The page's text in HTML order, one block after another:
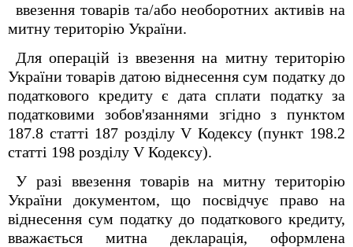
ввезення товарів та/або необоротних активів на
митну територію України.
Для операцій із ввезення на митну територію
України товарів датою віднесення сум податку до
податкового кредиту є дата сплати податку за
податковими зобов'язаннями згідно з пунктом
187.8 статті 187 розділу V Кодексу (пункт 198.2
статті 198 розділу V Кодексу).
У разі ввезення товарів на митну територію
України документом, що посвідчує право на
віднесення сум податку до податкового кредиту,
вважається митна декларація, оформлена